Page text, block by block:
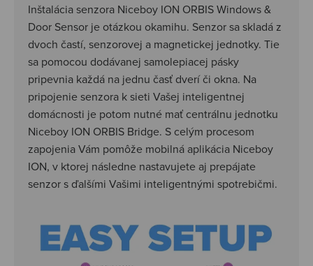
Inštalácia senzora Niceboy ION ORBIS Windows &
Door Sensor je otázkou okamihu. Senzor sa skladá z
dvoch častí, senzorovej a magnetickej jednotky. Tie
sa pomocou dodávanej samolepiacej pásky
pripevnia každá na jednu časť dverí či okna. Na
pripojenie senzora k sieti Vašej inteligentnej
domácnosti je potom nutné mať centrálnu jednotku
Niceboy ION ORBIS Bridge. S celým procesom
zapojenia Vám pomôže mobilná aplikácia Niceboy
ION, v ktorej následne nastavujete aj prepájate
senzor s ďalšími Vašimi inteligentnými spotrebičmi.